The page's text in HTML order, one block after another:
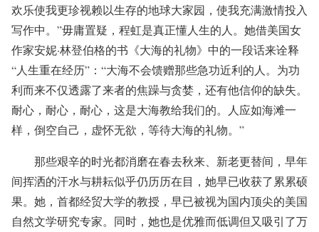
欢乐使我更珍视赖以生存的地球大家园，使我充满激情投入
写作中。”毋庸置疑，程虹是真正懂人生的人。她借美国女
作家安妮·林登伯格的书《大海的礼物》中的一段话来诠释
“人生重在经历”：“大海不会馈赠那些急功近利的人。为功
利而来不仅透露了来者的焦躁与贪婪，还有他信仰的缺失。
耐心，耐心，耐心，这是大海教给我们的。人应如海滩一
样，倒空自己，虚怀无欲，等待大海的礼物。”
那些艰辛的时光都消磨在春去秋来、新老更替间，早年
间挥洒的汗水与耕耘似乎仍历历在目，她早已收获了累累硕
果。她，首都经贸大学的教授，早已被视为国内顶尖的美国
自然文学研究专家。同时，她也是优雅而低调但又吸引了万